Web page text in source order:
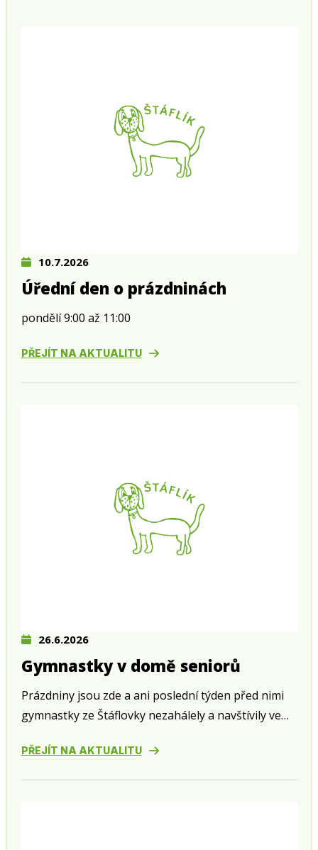
10.7.2026
Úřední den o prázdninách
pondělí 9:00 až 11:00
PŘEJÍT NA AKTUALITU
26.6.2026
Gymnastky v domě seniorů
Prázdniny jsou zde a ani poslední týden před nimi
gymnastky ze Štáflovky nezahálely a navštívily ve
v Husově ulici.
PŘEJÍT NA AKTUALITU